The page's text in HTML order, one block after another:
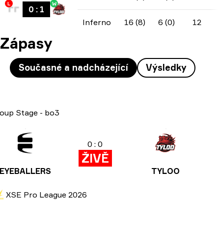
L
0 : 1
W
Inferno 16 (8) 6 (0) 12
Zápasy
Současné a nadcházející Výsledky
Stage - bo3
0 : 0
ŽIVĚ
TYLOO
XSE Pro League 2026